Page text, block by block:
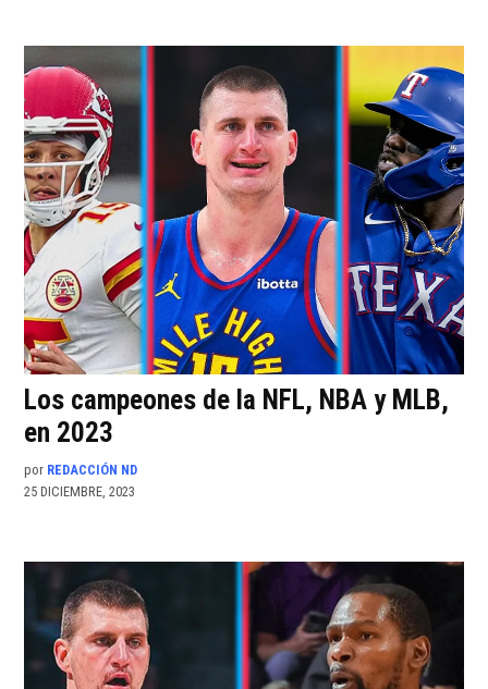
Los campeones de la NFL, NBA y MLB,
en 2023
por REDACCIÓN ND
25 DICIEMBRE, 2023